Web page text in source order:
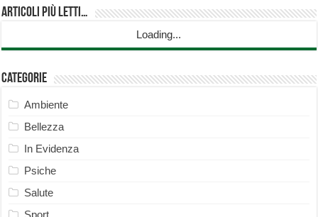
Articoli più Letti…
Loading...
Categorie
Ambiente
Bellezza
In Evidenza
Psiche
Salute